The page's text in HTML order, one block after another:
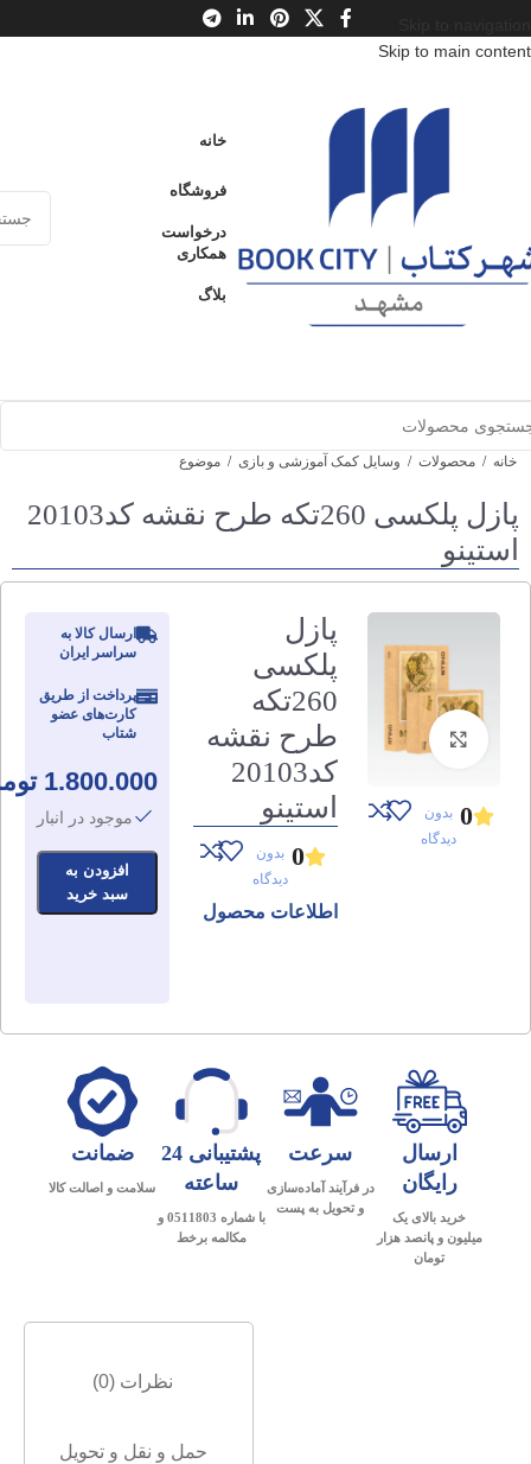
Skip to main content
خانه
فروشگاه
درخواست
همکاری
بلاگ
خانه / محصولات / وسایل کمک آموزشی و بازی / موضوع
پازل پلکسی 260تکه طرح نقشه کد20103
استینو
برای بزرگنمایی کلیک کنید
0 بدون
دیدگاه
پازل
پلکسی
260تکه
طرح نقشه
کد20103
استینو
0 بدون
دیدگاه
اطلاعات محصول
ارسال کالا به
سراسر ایران
پرداخت از طریق
کارت‌های عضو
شتاب
1.800.000
موجود در انبار
افزودن به
سبد خرید
ارسال
رایگان
خرید بالای یک
میلیون و پانصد هزار
تومان
سرعت
در فرآیند آماده‌سازی
و تحویل به پست
پشتیبانی 24
ساعته
با شماره 0511803 و
مکالمه برخط
ضمانت
سلامت و اصالت کالا
نظرات (0)
حمل و نقل و تحویل